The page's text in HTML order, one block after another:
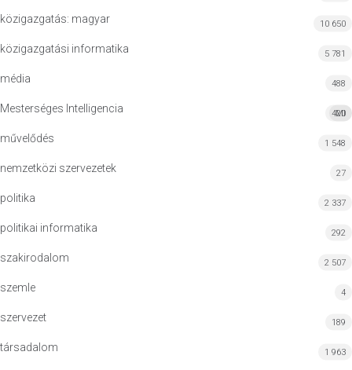
közigazgatás: magyar 10 650
közigazgatási informatika 5 781
média 488
Mesterséges Intelligencia MI
420
művelődés 1 548
nemzetközi szervezetek 27
politika 2 337
politikai informatika 292
szakirodalom 2 507
szemle 4
szervezet 189
társadalom 1 963